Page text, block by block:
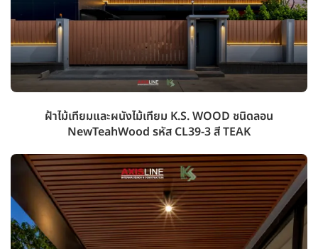
ฝ้าไม้เทียมและผนังไม้เทียม K.S. WOOD ชนิดลอน
NewTeahWood รหัส CL39-3 สี TEAK